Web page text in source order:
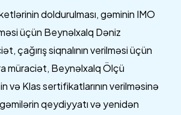
doldurulması, gəminin IMO
üçün Beynəlxalq Dəniz
çağırış siqnalının verilməsi üçün
müraciət, Beynəlxalq Ölçü
və Klas sertifikatlarının verilməsinə
qeydiyyatı və yenidən